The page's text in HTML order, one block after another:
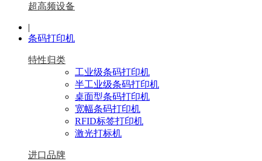
超高频设备
|
条码打印机
特性归类
工业级条码打印机
半工业级条码打印机
桌面型条码打印机
宽幅条码打印机
RFID标签打印机
激光打标机
进口品牌